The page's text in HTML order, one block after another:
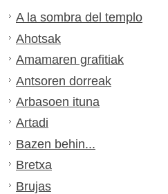
A la sombra del templo
Ahotsak
Amamaren grafitiak
Antsoren dorreak
Arbasoen ituna
Artadi
Bazen behin...
Bretxa
Brujas